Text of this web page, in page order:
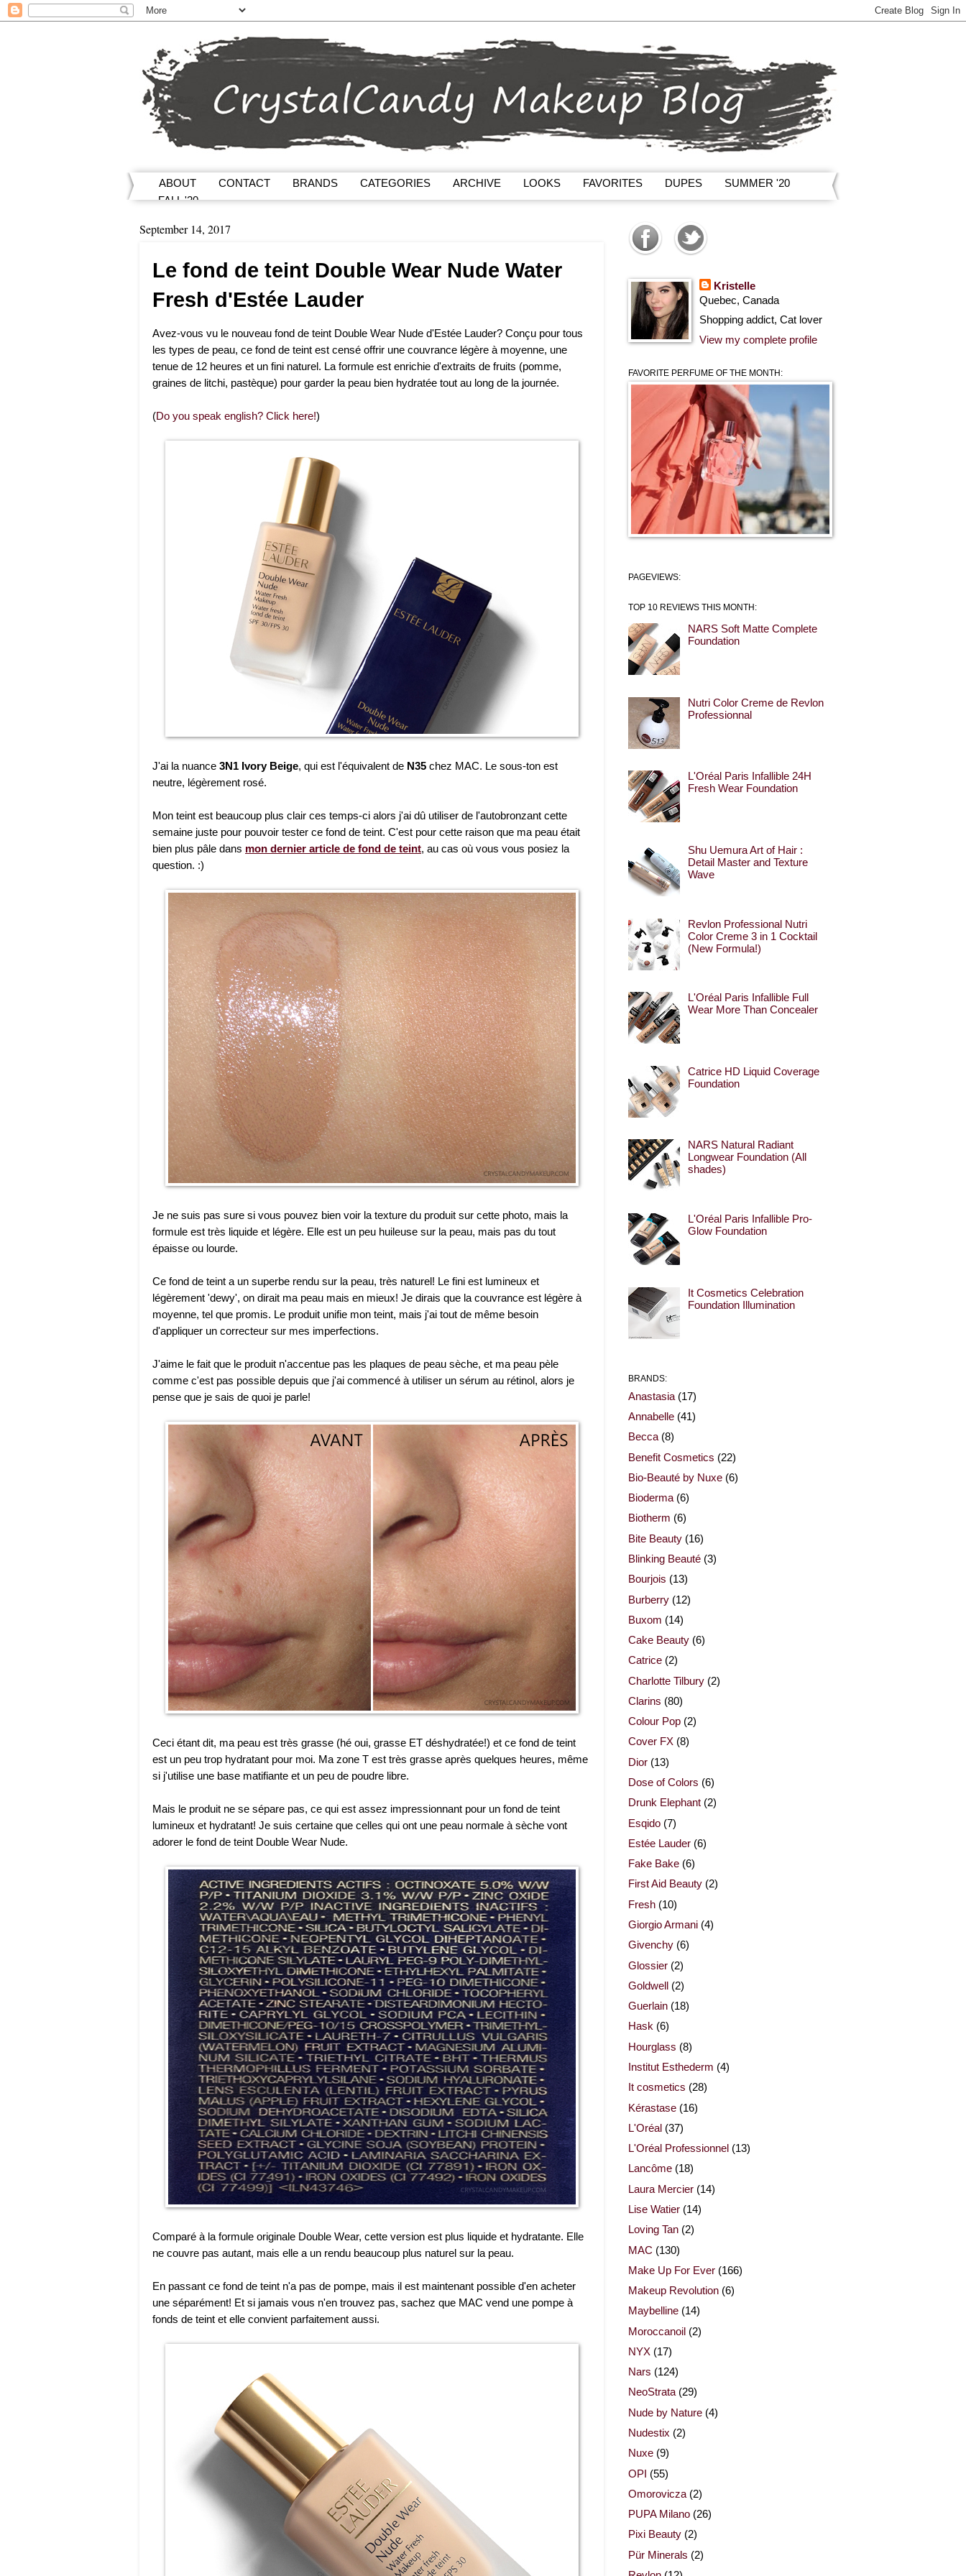
ABOUT CONTACT BRANDS CATEGORIES ARCHIVE LOOKS FAVORITES DUPES
SUMMER '20
FALL '20
September 14, 2017
Le fond de teint Double Wear Nude Water
Fresh d'Estée Lauder
Avez-vous vu le nouveau fond de teint Double Wear Nude d'Estée Lauder? Conçu pour tous
les types de peau, ce fond de teint est censé offrir une couvrance légère à moyenne, une
tenue de 12 heures et un fini naturel. La formule est enrichie d'extraits de fruits (pomme,
graines de litchi, pastèque) pour garder la peau bien hydratée tout au long de la journée.
(Do you speak english? Click here!)
J'ai la nuance 3N1 Ivory Beige, qui est l'équivalent de N35 chez MAC. Le sous-ton est
neutre, légèrement rosé.
Mon teint est beaucoup plus clair ces temps-ci alors j'ai dû utiliser de l'autobronzant cette
semaine juste pour pouvoir tester ce fond de teint. C'est pour cette raison que ma peau était
bien plus pâle dans mon dernier article de fond de teint, au cas où vous vous posiez la
question. :)
Je ne suis pas sure si vous pouvez bien voir la texture du produit sur cette photo, mais la
formule est très liquide et légère. Elle est un peu huileuse sur la peau, mais pas du tout
épaisse ou lourde.
Ce fond de teint a un superbe rendu sur la peau, très naturel! Le fini est lumineux et
légèrement 'dewy', on dirait ma peau mais en mieux! Je dirais que la couvrance est légère à
moyenne, tel que promis. Le produit unifie mon teint, mais j'ai tout de même besoin
d'appliquer un correcteur sur mes imperfections.
J'aime le fait que le produit n'accentue pas les plaques de peau sèche, et ma peau pèle
comme c'est pas possible depuis que j'ai commencé à utiliser un sérum au rétinol, alors je
pense que je sais de quoi je parle!
Ceci étant dit, ma peau est très grasse (hé oui, grasse ET déshydratée!) et ce fond de teint
est un peu trop hydratant pour moi. Ma zone T est très grasse après quelques heures, même
si j'utilise une base matifiante et un peu de poudre libre.
Mais le produit ne se sépare pas, ce qui est assez impressionnant pour un fond de teint
lumineux et hydratant! Je suis certaine que celles qui ont une peau normale à sèche vont
adorer le fond de teint Double Wear Nude.
Comparé à la formule originale Double Wear, cette version est plus liquide et hydratante. Elle
ne couvre pas autant, mais elle a un rendu beaucoup plus naturel sur la peau.
En passant ce fond de teint n'a pas de pompe, mais il est maintenant possible d'en acheter
une séparément! Et si jamais vous n'en trouvez pas, sachez que MAC vend une pompe à
fonds de teint et elle convient parfaitement aussi.
Kristelle
Quebec, Canada
Shopping addict, Cat lover
View my complete profile
FAVORITE PERFUME OF THE MONTH:
PAGEVIEWS:
TOP 10 REVIEWS THIS MONTH:
NARS Soft Matte Complete
Foundation
Nutri Color Creme de Revlon
Professionnal
L'Oréal Paris Infallible 24H
Fresh Wear Foundation
Shu Uemura Art of Hair :
Detail Master and Texture
Wave
Revlon Professional Nutri
Color Creme 3 in 1 Cocktail
(New Formula!)
L'Oréal Paris Infallible Full
Wear More Than Concealer
Catrice HD Liquid Coverage
Foundation
NARS Natural Radiant
Longwear Foundation (All
shades)
L'Oréal Paris Infallible Pro-
Glow Foundation
It Cosmetics Celebration
Foundation Illumination
BRANDS:
Anastasia (17)
Annabelle (41)
Becca (8)
Benefit Cosmetics (22)
Bio-Beauté by Nuxe (6)
Bioderma (6)
Biotherm (6)
Bite Beauty (16)
Blinking Beauté (3)
Bourjois (13)
Burberry (12)
Buxom (14)
Cake Beauty (6)
Catrice (2)
Charlotte Tilbury (2)
Clarins (80)
Colour Pop (2)
Cover FX (8)
Dior (13)
Dose of Colors (6)
Drunk Elephant (2)
Esqido (7)
Estée Lauder (6)
Fake Bake (6)
First Aid Beauty (2)
Fresh (10)
Giorgio Armani (4)
Givenchy (6)
Glossier (2)
Goldwell
(2)
Guerlain (18)
Hask (6)
Hourglass (8)
Institut Esthederm (4)
It cosmetics (28)
Kérastase (16)
L'Oréal (37)
L'Oréal Professionnel (13)
Lancôme (18)
Laura Mercier (14)
Lise Watier (14)
Loving Tan (2)
MAC (130)
Make Up For Ever (166)
Makeup Revolution (6)
Maybelline (14)
Moroccanoil (2)
NYX (17)
Nars (124)
NeoStrata (29)
Nude by Nature (4)
Nudestix (2)
Nuxe (9)
OPI (55)
Omorovicza (2)
PUPA Milano (26)
Pixi Beauty (2)
Pür Minerals (2)